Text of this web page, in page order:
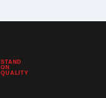
STAND
ON
QUALITY